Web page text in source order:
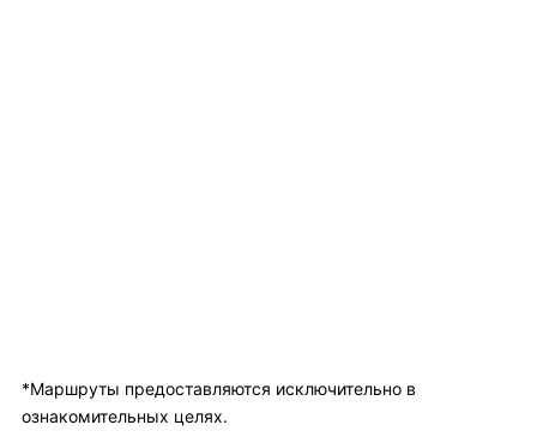
*Маршруты предоставляются исключительно в
ознакомительных целях.